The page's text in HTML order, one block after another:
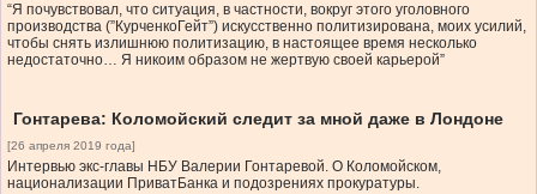
“Я почувствовал, что ситуация, в частности, вокруг этого уголовного
производства (”КурченкоГейт”) искусственно политизирована, моих усилий,
чтобы снять излишнюю политизацию, в настоящее время несколько
недостаточно… Я никоим образом не жертвую своей карьерой”
Гонтарева: Коломойский следит за мной даже в Лондоне
[26 апреля 2019 года]
Интервью экс-главы НБУ Валерии Гонтаревой. О Коломойском,
национализации ПриватБанка и подозрениях прокуратуры.